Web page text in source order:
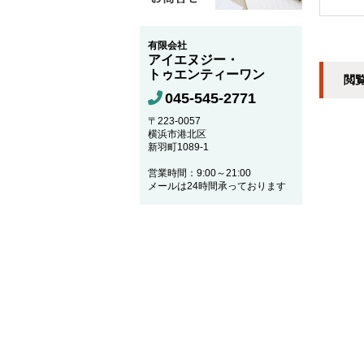
閲
有限会社
アイエヌジー・
トゥエンティーワン
045-545-2771
〒223-0057
横浜市港北区
新羽町1089-1
営業時間：9:00～21:00
メールは24時間承っております